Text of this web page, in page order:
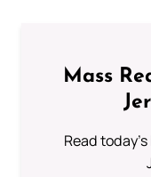
Mass
Read